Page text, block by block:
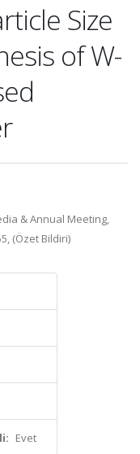
Size
of W-
& Annual Meeting,
(Özet Bildiri)
Evet